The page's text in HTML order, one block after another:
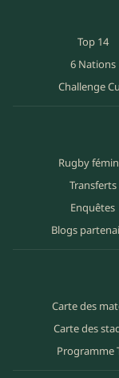
Top 14
6 Nations
Challenge
Rugby
Transferts
Enquêtes
Blogs
Carte des
Carte des
Programme